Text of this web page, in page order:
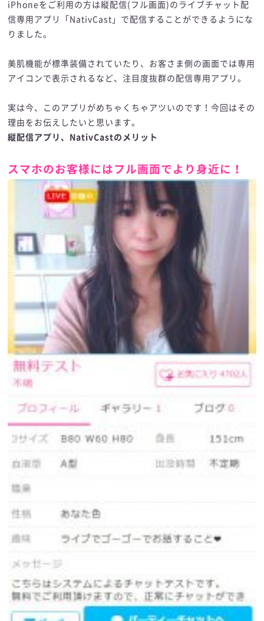
iPhoneをご利用の方は縦配信(フル画面)のライブチャット配
信専用アプリ「NativCast」で配信することができるようにな
りました。
美肌機能が標準装備されていたり、お客さま側の画面では専用
アイコンで表示されるなど、注目度抜群の配信専用アプリ。
実は今、このアプリがめちゃくちゃアツいのです！今回はその
理由をお伝えしたいと思います。
縦配信アプリ、NativCastのメリット
スマホのお客様にはフル画面でより身近に！